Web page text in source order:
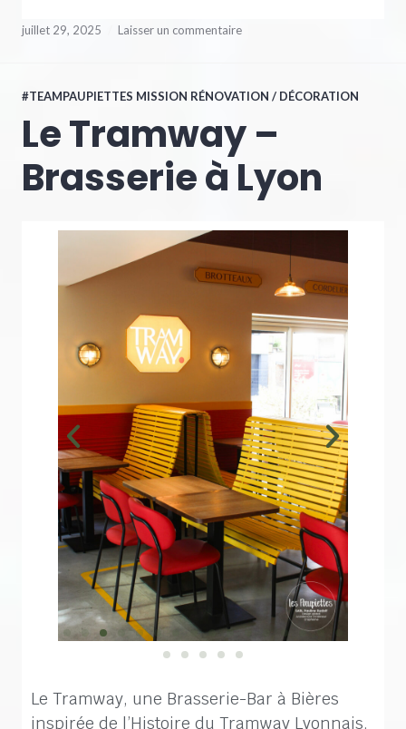
juillet 29, 2025 Laisser un commentaire
#TEAMPAUPIETTES MISSION RÉNOVATION / DÉCORATION
Le Tramway –
Brasserie à Lyon
Le Tramway, une Brasserie-Bar à Bières
inspirée de l’Histoire du Tramway Lyonnais.